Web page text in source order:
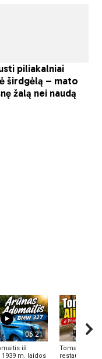
06:21
iš
m. laidos
Tomas